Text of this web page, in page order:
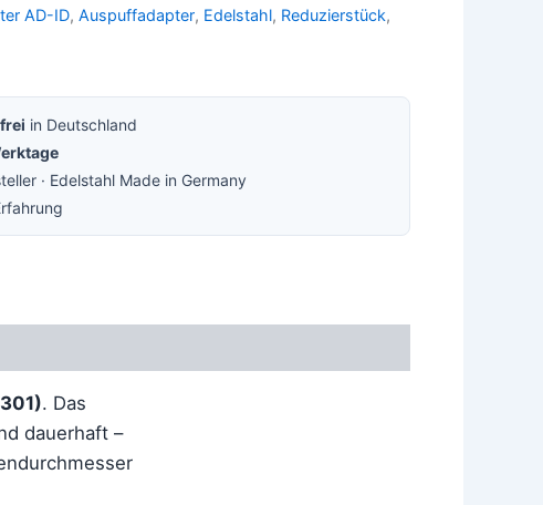
AD-ID,Auspuffadapter, Edelstahl, Reduzierstück,
in Deutschland
· Edelstahl Made in Germany
. Das
dauerhaft –